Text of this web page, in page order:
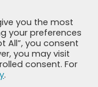
you the most
your preferences
All”, you consent
you may visit
consent. For
.